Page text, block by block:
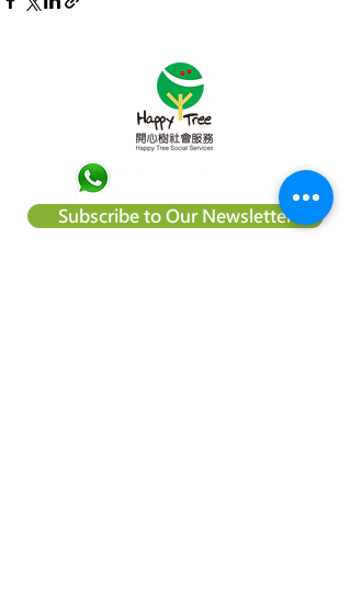
Subscribe to Our Newsletter